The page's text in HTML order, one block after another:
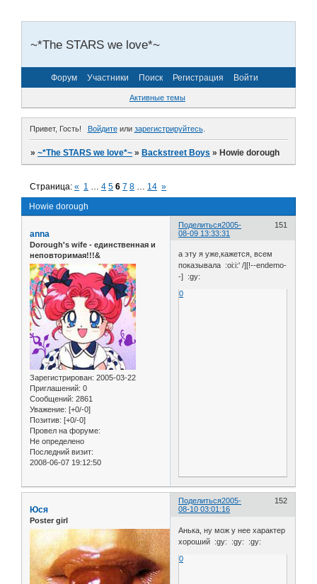
~*The STARS we love*~
Форум Участники Поиск Регистрация Войти
Активные темы
Привет, Гость! Войдитеили зарегистрируйтесь.
»~*The STARS we love*~ »Backstreet Boys »Howie dorough
Howie dorough
Страница:« 1 … 4 5 6 7 8 … 14 »
Поделиться 151
2005-
08-09 13:33:31
anna
Dorough's wife - единственная и
неповторимая!!!&
Зарегистрирован: 2005-03-22
Приглашений: 0
Сообщений: 2861
Уважение: [+0/-0]
Позитив: [+0/-0]
Провел на форуме:
Не определено
Последний визит:
2008-06-07 19:12:50
а эту я уже,кажется, всем
показывала :oi:i:' /][!--endemo-
-] :gy:
0
Поделиться 152
2005-
08-10 03:01:16
Юся
Poster girl
Анька, ну мож у нее характер
хороший :gy: :gy: :gy:
0